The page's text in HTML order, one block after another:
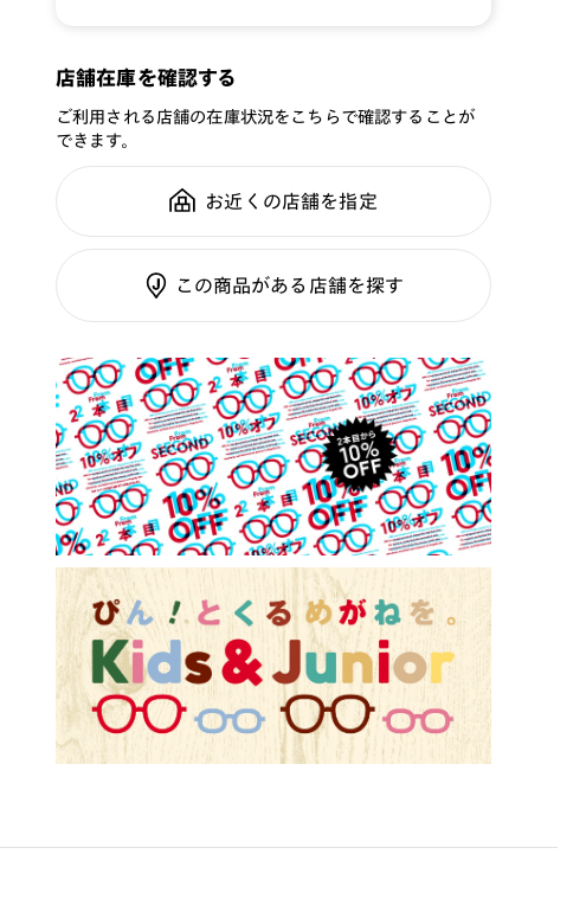
シリーズ：
性別： KIDS
フレーム素材：
フロント：樹脂
JINS SCREEN
可視光調光UVダブルカットレンズ
可視光調光SCREEN
調光レンズ
くもり止めレンズ
カラーレンズ：ダークカラー
カラーレンズ：ミディアムカラー
カラーレンズ：ライトカラー
カラーレンズ：トレンドカラー
コンシーラーカラー
コンシーラーカラーUVダブルカット
偏光レンズ
アクティブレンズ
UVダブルカットレンズ
JINS VIOLET+
ミラーレンズ
※オンラインショップで作成可能なレンズはショッピン
グカート内で表示されるレンズに限ります。それ以外の
対応レンズについてはJINS実店舗でお取り扱いしてお
メガネの度数が合わなくなっても、
証可能
全国の店舗で無料フィッティング修
ご利用ガイド
店舗在庫を確認する
ご利用される店舗の在庫状況をこちらで確認することが
できます。
お近くの店舗を指定
この商品がある店舗を探す